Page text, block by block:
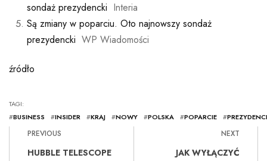
sondaż prezydencki Interia
Są zmiany w poparciu. Oto najnowszy sondaż
prezydencki WP Wiadomości
źródło
TAGI:
#BUSINESS #INSIDER #KRAJ #NOWY #POLSKA #POPARCIE #
PREVIOUS
HUBBLE TELESCOPE
NEXT
JAK WYŁĄCZYĆ